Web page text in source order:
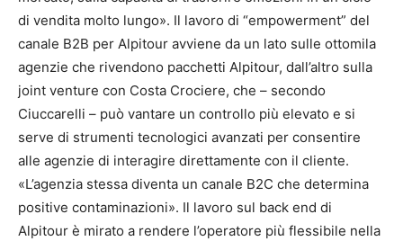
di vendita molto lungo». Il lavoro di “empowerment” del
canale B2B per Alpitour avviene da un lato sulle ottomila
agenzie che rivendono pacchetti Alpitour, dall’altro sulla
joint venture con Costa Crociere, che – secondo
Ciuccarelli – può vantare un controllo più elevato e si
serve di strumenti tecnologici avanzati per consentire
alle agenzie di interagire direttamente con il cliente.
«L’agenzia stessa diventa un canale B2C che determina
positive contaminazioni». Il lavoro sul back end di
Alpitour è mirato a rendere l’operatore più flessibile nella